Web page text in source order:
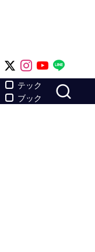
Like on Facebook
Follow on x
Follow on
Follow
テック
ブック